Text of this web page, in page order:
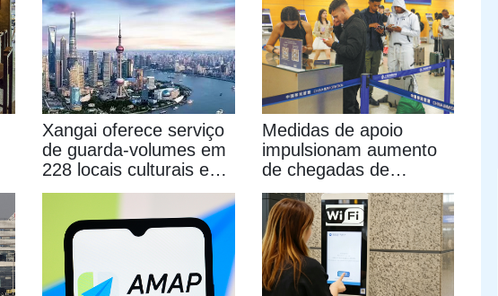
Xangai oferece serviço
de guarda-volumes em
228 locais culturais e
turísticos
Medidas de apoio
impulsionam aumento
de chegadas de
visitantes estrangeiros
a Xangai